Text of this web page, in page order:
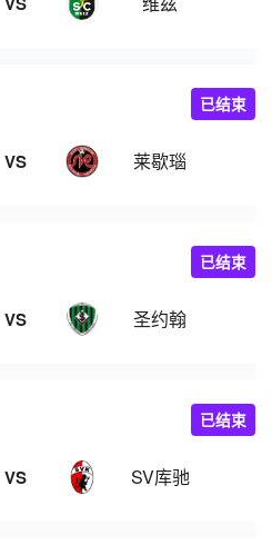
VS 莱歇瑙
已结束
VS 圣约翰
已结束
VS SV库驰
已结束